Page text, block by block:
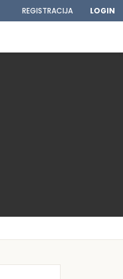
REGISTRACIJA LOGIN